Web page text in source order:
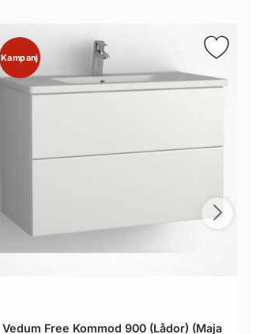
Kampanj
Vedum Free Kommod 900 (Lådor) (Maja